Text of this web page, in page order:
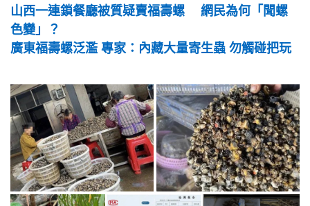
山西一連鎖餐廳被質疑賣福壽螺 網民為何「聞螺
色變」？
廣東福壽螺泛濫 專家：內藏大量寄生蟲 勿觸碰把玩